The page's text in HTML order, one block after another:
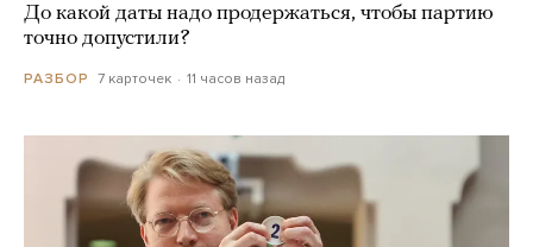
До какой даты надо продержаться, чтобы партию
точно допустили?
РАЗБОР 7 карточек 11 часов назад